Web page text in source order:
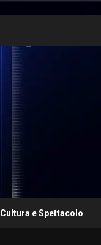
Cultura e Spettacolo